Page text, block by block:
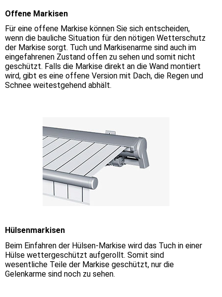
Offene Markisen
Für eine offene Markise können Sie sich entscheiden,
wenn die bauliche Situation für den nötigen Wetterschutz
der Markise sorgt. Tuch und Markisenarme sind auch im
eingefahrenen Zustand offen zu sehen und somit nicht
geschützt. Falls die Markise direkt an die Wand montiert
wird, gibt es eine offene Version mit Dach, die Regen und
Schnee weitestgehend abhält.
Hülsenmarkisen
Beim Einfahren der Hülsen-Markise wird das Tuch in einer
Hülse wettergeschützt aufgerollt. Somit sind
wesentliche Teile der Markise geschützt, nur die
Gelenkarme sind noch zu sehen.